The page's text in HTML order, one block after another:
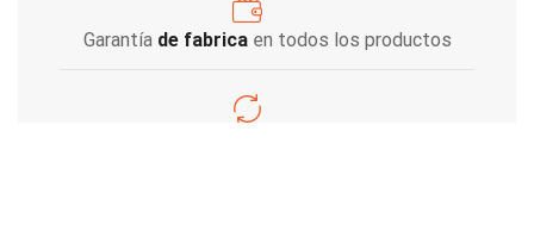
Garantía de fabricaen todos los productos